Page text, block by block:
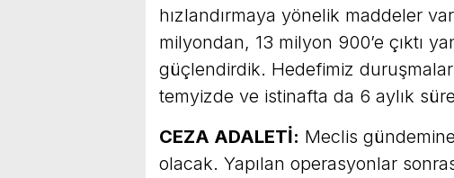
hızlandırmaya yönelik maddeler
milyondan, 13 milyon 900’e çıktı
güçlendirdik. Hedefimiz
temyizde ve istinafta da 6 aylık
CEZA ADALETİ: Meclis
olacak. Yapılan operasyonlar